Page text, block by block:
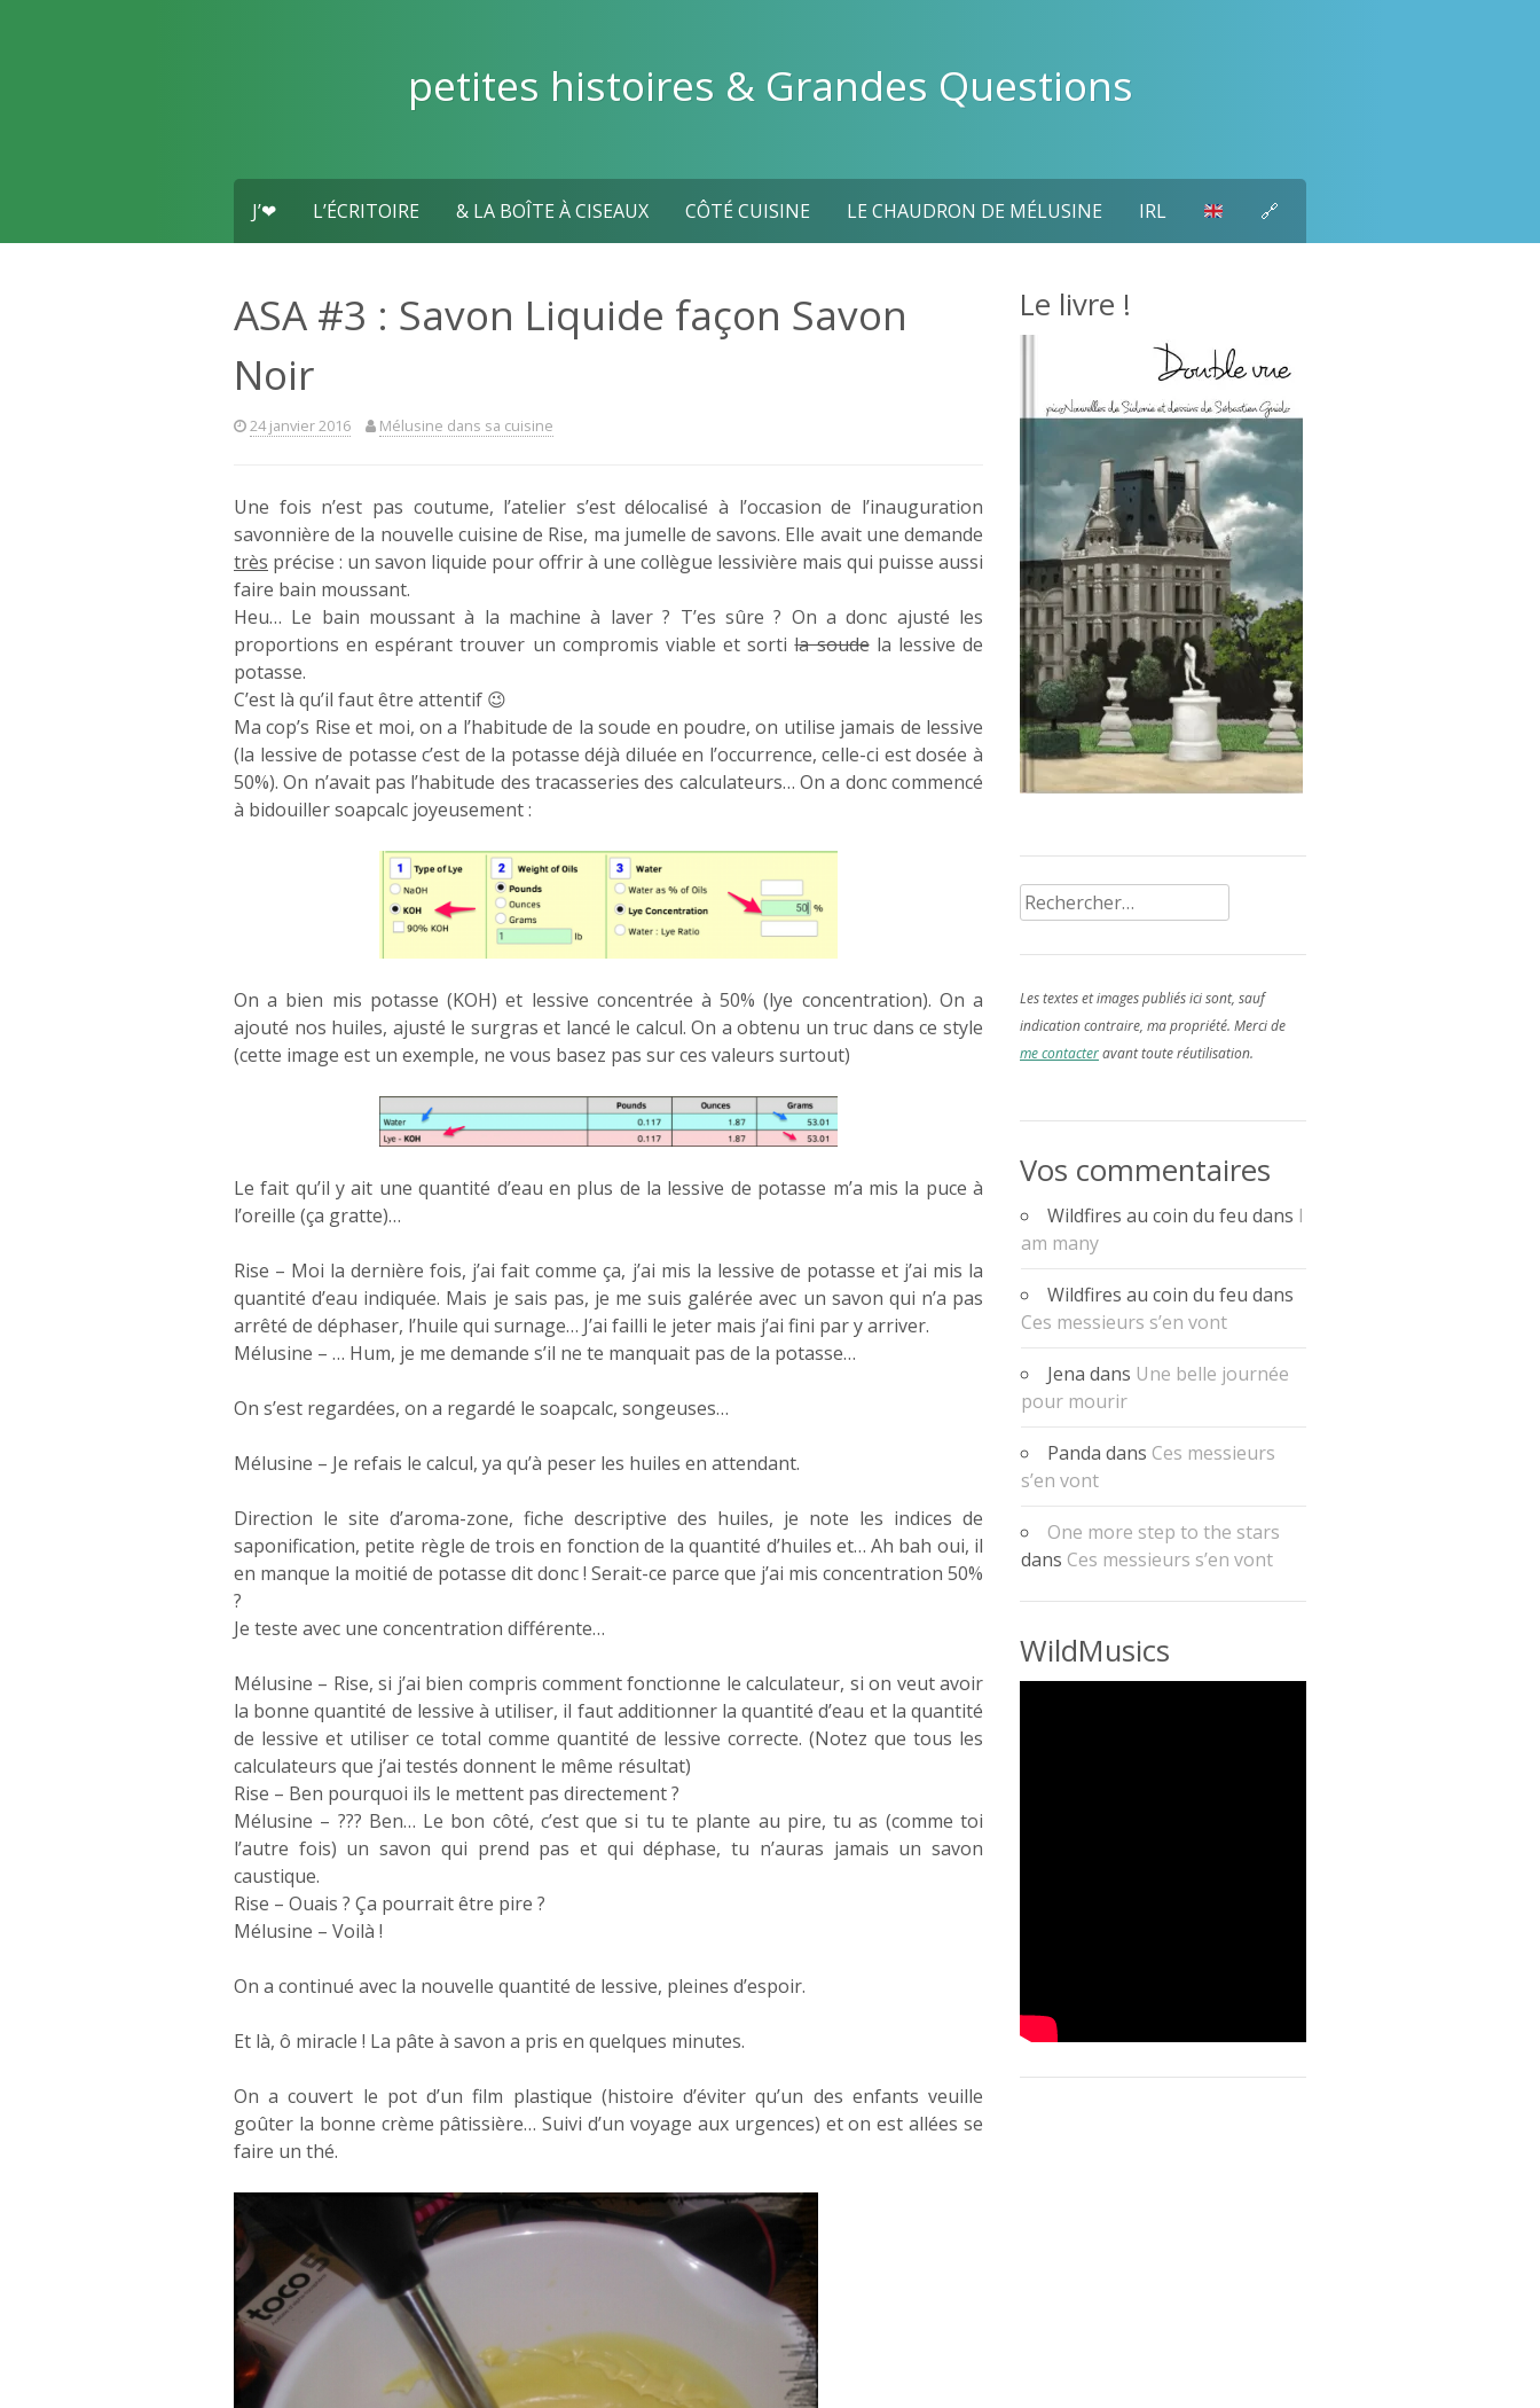
petites histoires & Grandes Questions
J’❤ L’ÉCRITOIRE & LA BOÎTE À CISEAUX CÔTÉ CUISINE LE CHAUDRON DE MÉLUSINE IRL 🔗
ASA #3 : Savon Liquide façon Savon
Noir
24 janvier 2016 Mélusine dans sa cuisine
Une fois n’est pas coutume, l’atelier s’est délocalisé à l’occasion de l’inauguration
savonnière de la nouvelle cuisine de Rise, ma jumelle de savons. Elle avait une demande
très précise : un savon liquide pour offrir à une collègue lessivière mais qui puisse aussi
faire bain moussant.
Heu… Le bain moussant à la machine à laver ? T’es sûre ? On a donc ajusté les
proportions en espérant trouver un compromis viable et sortila soudela lessive de
potasse.
C’est là qu’il faut être attentif 😉
Ma cop’s Rise et moi, on a l’habitude de la soude en poudre, on utilise jamais de lessive
(la lessive de potasse c’est de la potasse déjà diluée en l’occurrence, celle-ci est dosée à
50%). On n’avait pas l’habitude des tracasseries des calculateurs… On a donc commencé
à bidouiller soapcalc joyeusement :
On a bien mis potasse (KOH) et lessive concentrée à 50% (lye concentration). On a
ajouté nos huiles, ajusté le surgras et lancé le calcul. On a obtenu un truc dans ce style
(cette image est un exemple, ne vous basez pas sur ces valeurs surtout)
Le fait qu’il y ait une quantité d’eau en plus de la lessive de potasse m’a mis la puce à
l’oreille (ça gratte)…
Rise – Moi la dernière fois, j’ai fait comme ça, j’ai mis la lessive de potasse et j’ai mis la
quantité d’eau indiquée. Mais je sais pas, je me suis galérée avec un savon qui n’a pas
arrêté de déphaser, l’huile qui surnage… J’ai failli le jeter mais j’ai fini par y arriver.
Mélusine – … Hum, je me demande s’il ne te manquait pas de la potasse…
On s’est regardées, on a regardé le soapcalc, songeuses…
Mélusine – Je refais le calcul, ya qu’à peser les huiles en attendant.
Direction le site d’aroma-zone, fiche descriptive des huiles, je note les indices de
saponification, petite règle de trois en fonction de la quantité d’huiles et… Ah bah oui, il
en manque la moitié de potasse dit donc ! Serait-ce parce que j’ai mis concentration 50%
?
Je teste avec une concentration différente…
Mélusine – Rise, si j’ai bien compris comment fonctionne le calculateur, si on veut avoir
la bonne quantité de lessive à utiliser, il faut additionner la quantité d’eau et la quantité
de lessive et utiliser ce total comme quantité de lessive correcte. (Notez que tous les
calculateurs que j’ai testés donnent le même résultat)
Rise – Ben pourquoi ils le mettent pas directement ?
Mélusine – ??? Ben… Le bon côté, c’est que si tu te plante au pire, tu as (comme toi
l’autre fois) un savon qui prend pas et qui déphase, tu n’auras jamais un savon
caustique.
Rise – Ouais ? Ça pourrait être pire ?
Mélusine – Voilà !
On a continué avec la nouvelle quantité de lessive, pleines d’espoir.
Et là, ô miracle ! La pâte à savon a pris en quelques minutes.
On a couvert le pot d’un film plastique (histoire d’éviter qu’un des enfants veuille
goûter la bonne crème pâtissière… Suivi d’un voyage aux urgences) et on est allées se
faire un thé.
Le livre !
Rechercher :
Les textes et images publiés ici sont, sauf
indication contraire, ma propriété. Merci de
me contacteravant toute réutilisation.
Vos commentaires
Wildfires au coin du feu dans I
am many
Wildfires au coin du feu dans
Ces messieurs s’en vont
Jena dans Une belle journée
pour mourir
Panda dans Ces messieurs
s’en vont
One more step to the stars
dans Ces messieurs s’en vont
WildMusics